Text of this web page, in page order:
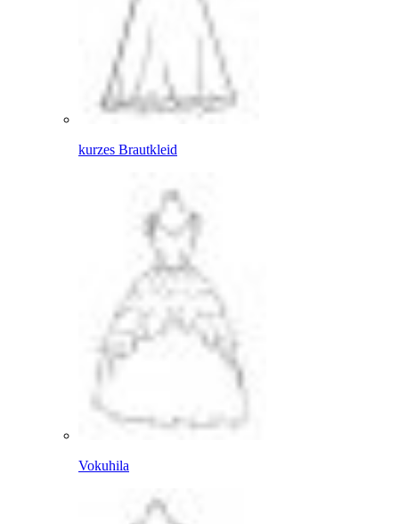
kurzes Brautkleid
Vokuhila